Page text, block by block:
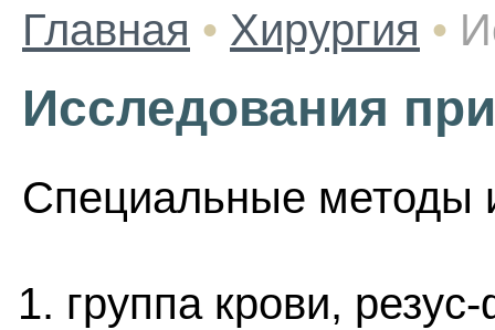
Главная • Хирургия •
Исследования
Специальные методы
группа крови,